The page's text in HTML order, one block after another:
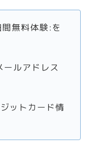
無料体験:を
ルアドレス
ットカード情